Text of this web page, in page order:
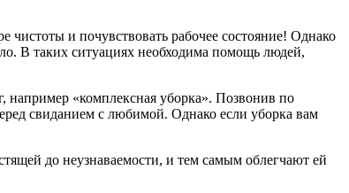
чистоты и почувствовать рабочее состояние! Однако
В таких ситуациях необходима помощь людей,
например «комплексная уборка». Позвонив по
свиданием с любимой. Однако если уборка вам
до неузнаваемости, и тем самым облегчают ей